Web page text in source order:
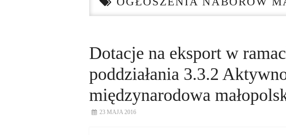
Dotacje na eksport w
poddziałania 3.3.2
międzynarodowa
23 MAJA 2016